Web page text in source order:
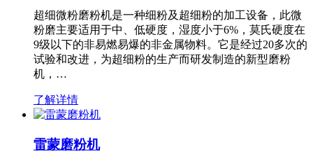
超细微粉磨粉机是一种细粉及超细粉的加工设备，此微
粉磨主要适用于中、低硬度，湿度小于6%，莫氏硬度在
9级以下的非易燃易爆的非金属物料。它是经过20多次的
试验和改进，为超细粉的生产而研发制造的新型磨粉
机，…
了解详情
雷蒙磨粉机